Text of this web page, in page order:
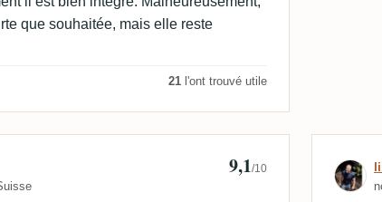
que souhaitée, mais elle reste
21 l'ont trouvé utile
9,1/10 Avis